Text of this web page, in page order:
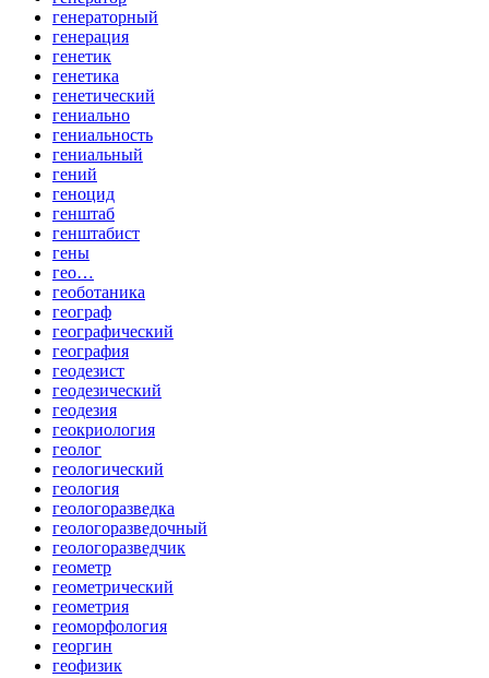
генераторный
генерация
генетик
генетика
генетический
гениально
гениальность
гениальный
гений
геноцид
генштаб
генштабист
гены
гео…
геоботаника
географ
географический
география
геодезист
геодезический
геодезия
геокриология
геолог
геологический
геология
геологоразведка
геологоразведочный
геологоразведчик
геометр
геометрический
геометрия
геоморфология
георгин
геофизик